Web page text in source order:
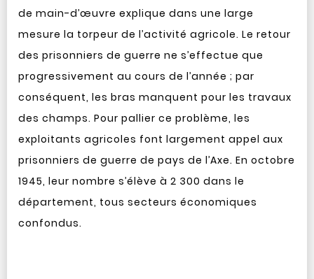
de main-d’œuvre explique dans une large
mesure la torpeur de l’activité agricole. Le retour
des prisonniers de guerre ne s’effectue que
progressivement au cours de l’année ; par
conséquent, les bras manquent pour les travaux
des champs. Pour pallier ce problème, les
exploitants agricoles font largement appel aux
prisonniers de guerre de pays de l’Axe. En octobre
1945, leur nombre s’élève à 2 300 dans le
département, tous secteurs économiques
confondus.